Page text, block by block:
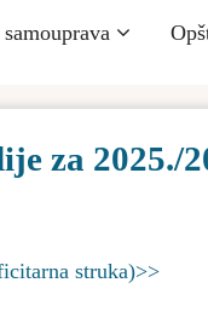
za 2025./
struka)>>